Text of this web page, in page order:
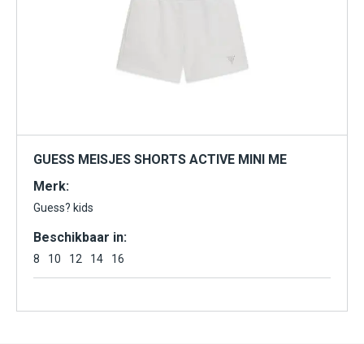
GUESS MEISJES SHORTS ACTIVE MINI ME
Merk:
Guess? kids
Beschikbaar in:
8 10 12 14 16